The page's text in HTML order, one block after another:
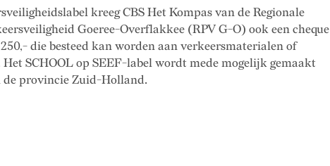
kreeg CBS Het Kompas van de Regionale
Goeree-Overflakkee (RPV G-O) ook een cheque
die besteed kan worden aan verkeersmaterialen of
SCHOOL op SEEF-label wordt mede mogelijk gemaakt
de provincie Zuid-Holland.